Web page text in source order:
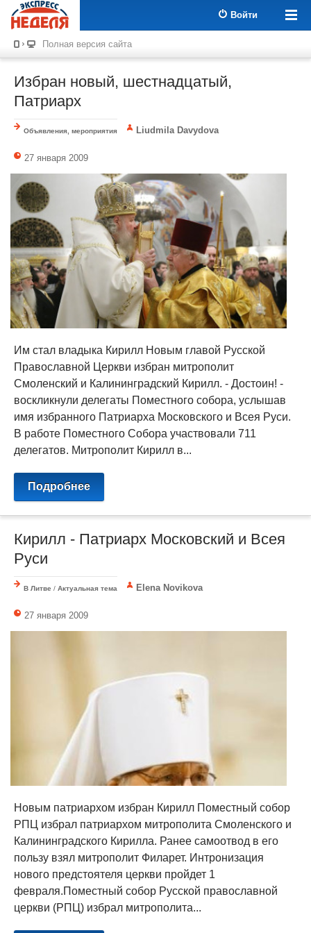
Войти
Полная версия сайта
Избран новый, шестнадцатый,
Патриарх
Объявления, мероприятия Liudmila Davydova
27 января 2009
Им стал владыка Кирилл Новым главой Русской
Православной Церкви избран митрополит
Смоленский и Калининградский Кирилл. - Достоин! -
воскликнули делегаты Поместного собора, услышав
имя избранного Патриарха Московского и Всея Руси.
В работе Поместного Собора участвовали 711
делегатов. Митрополит Кирилл в...
Подробнее
Кирилл - Патриарх Московский и Всея
Руси
В Литве / Актуальная тема Elena Novikova
27 января 2009
Новым патриархом избран Кирилл Поместный собор
РПЦ избрал патриархом митрополита Смоленского и
Калининградского Кирилла. Ранее самоотвод в его
пользу взял митрополит Филарет. Интронизация
нового предстоятеля церкви пройдет 1
февраля.Поместный собор Русской православной
церкви (РПЦ) избрал митрополита...